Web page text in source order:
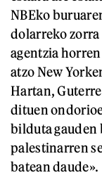
NBEko
dolarreko zorra
agentzia
atzo New
Hartan,
dituen
bilduta
palestinarren
batean daude».